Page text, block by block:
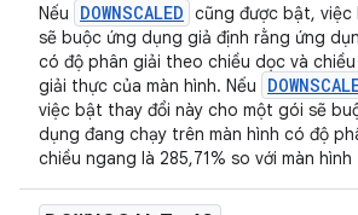
Nếu
DOWNSCALED cũng được bật,
sẽ buộc ứng dụng giả định rằng ứng
có độ phân giải theo chiều dọc và
giải thực của màn hình. Nếu
việc bật thay đổi này cho một gói sẽ
dụng đang chạy trên màn hình có độ
chiều ngang là 285,71% so với màn